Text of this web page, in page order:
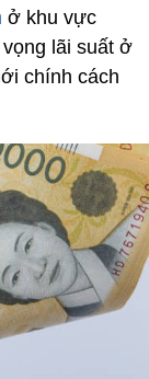
ở khu vực
lãi suất ở
chính cách